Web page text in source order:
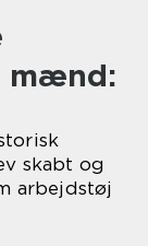
mænd:
skabt og
arbejdstøj